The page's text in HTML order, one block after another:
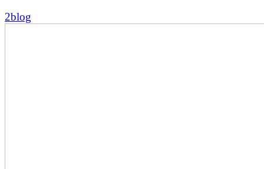
2blog